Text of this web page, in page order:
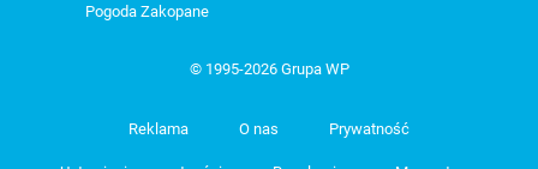
Pogoda Zakopane
© 1995-2026 Grupa WP
Reklama O nas Prywatność